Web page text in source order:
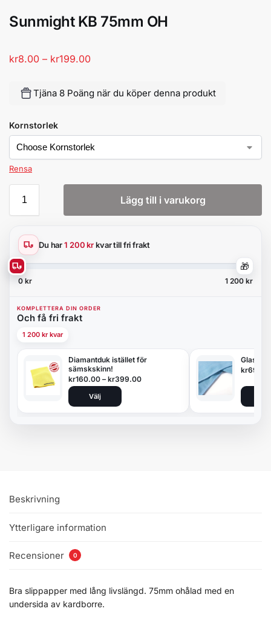
Sunmight KB 75mm OH
kr8.00 – kr199.00
Tjäna 8 Poäng när du köper denna produkt
Kornstorlek
Rensa
Lägg till i varukorg
Du har1 200 krkvar till fri frakt
🎁
0 kr 1 200 kr
KOMPLETTERA DIN ORDER
Och få fri frakt
1 200 kr kvar
Diamantduk istället för
sämskskinn!
kr160.00 – kr399.00
Välj
kr69.00
Beskrivning
Ytterligare information
Recensioner 0
Bra slippapper med lång livslängd. 75mm ohålad med en
undersida av kardborre.